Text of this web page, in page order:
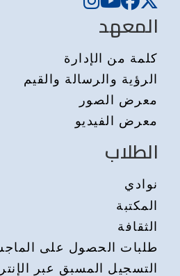
المعهد
كلمة من الإدارة
الرؤية والرسالة والقيم
معرض الصور
معرض الفيديو
الطلاب
نوادي
المكتبة
الثقافة
طلبات الحصول على
التسجيل المسبق عبر